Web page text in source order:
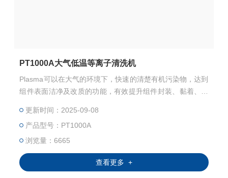
PT1000A大气低温等离子清洗机
Plasma可以在大气的环境下，快速的清楚有机污染物，达到
组件表面洁净及改质的功能，有效提升组件封装、黏着、印
更新时间：2025-09-08
产品型号：PT1000A
浏览量：6665
查看更多 +